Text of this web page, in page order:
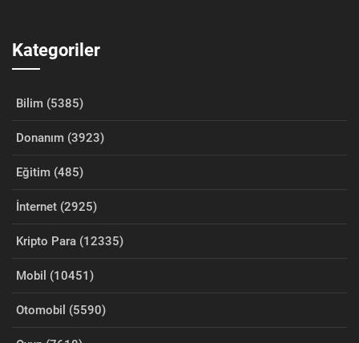
Kategoriler
Bilim (5385)
Donanım (3923)
Eğitim (485)
İnternet (2925)
Kripto Para (12335)
Mobil (10451)
Otomobil (5590)